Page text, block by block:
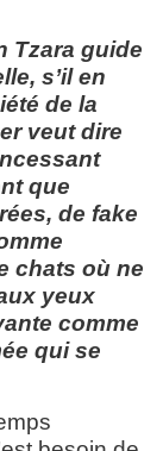
Tzara guide
s’il en
de la
veut dire
que
de fake
chats où ne
yeux
comme
qui se